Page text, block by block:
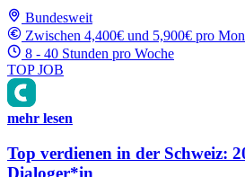
Bundesweit
Zwischen 4,400€ und 5,900€ pro
8 - 40 Stunden pro Woche
TOP JOB
mehr lesen
Top verdienen in der Schweiz:
Dialoger*in